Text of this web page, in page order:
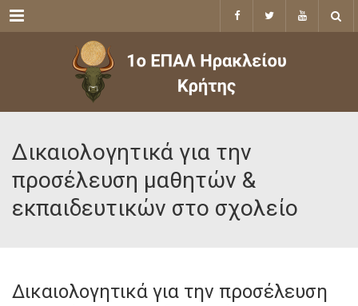
Menu
Δικαιολογητικά για την
προσέλευση μαθητών &
εκπαιδευτικών στο σχολείο
Δικαιολογητικά για την προσέλευση